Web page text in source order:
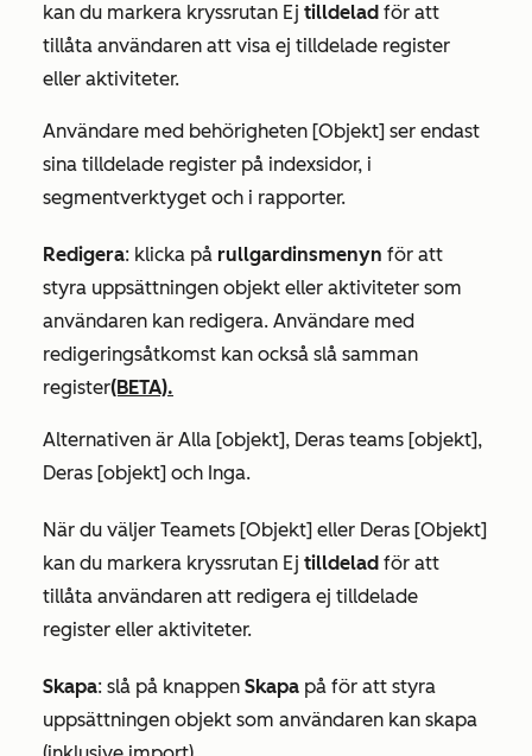
kan du markera kryssrutan Ej tilldelad för att
tillåta användaren att visa ej tilldelade register
eller aktiviteter.
Användare med behörigheten [Objekt] ser endast
sina tilldelade register på indexsidor, i
segmentverktyget och i rapporter.
Redigera: klicka på rullgardinsmenyn för att
styra uppsättningen objekt eller aktiviteter som
användaren kan redigera. Användare med
redigeringsåtkomst kan också slå samman
register(BETA).
Alternativen är Alla [objekt], Deras teams [objekt],
Deras [objekt] och Inga.
När du väljer Teamets [Objekt] eller Deras [Objekt]
kan du markera kryssrutan Ej tilldelad för att
tillåta användaren att redigera ej tilldelade
register eller aktiviteter.
Skapa: slå på knappen Skapa på för att styra
uppsättningen objekt som användaren kan skapa